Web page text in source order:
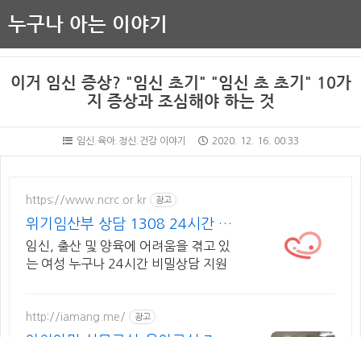
누구나 아는 이야기
이거 임신 증상? "임신 초기" "임신 초 초기" 10가
지 증상과 조심해야 하는 것
임신.육아.정신.건강 이야기 2020. 12. 16. 00:33
https://www.ncrc.or.kr 광고
위기임산부 상담 1308 24시간 비
밀상담
임신, 출산 및 양육에 어려움을 겪고 있
는 여성 누구나 24시간 비밀상담 지원
http://iamang.me/ 광고